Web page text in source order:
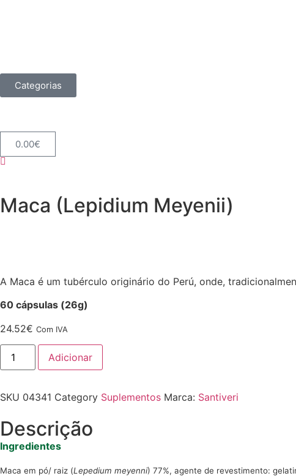
Categorias
0.00€
Maca (Lepidium Meyenii)
A Maca é um tubérculo originário do Perú, onde,
60 cápsulas (26g)
24.52€ Com IVA
Adicionar
SKU 04341 Category Suplementos Marca: Santiveri
Descrição
Ingredientes
Maca em pó/ raiz (Lepedium meyenni) 77%, agente de revestimento: